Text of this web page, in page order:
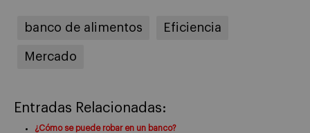
banco de alimentos Eficiencia
Mercado
Entradas Relacionadas:
¿Cómo se puede robar en un banco?